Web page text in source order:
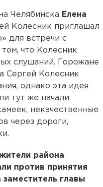
Челябинска Елена
Колесник приглашал
для встречи с
что Колесник
слушаний. Горожане
Сергей Колесник
однако эта идея
тут же начали
некачественные
через дороги,
района
против принятия
главы